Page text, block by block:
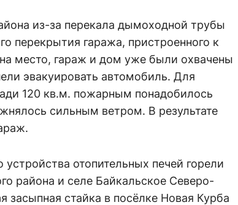
из-за перекала дымоходной трубы
перекрытия гаража, пристроенного к
место, гараж и дом уже были охвачены
эвакуировать автомобиль. Для
120 кв.м. пожарным понадобилось
сильным ветром. В результате
отопительных печей горели
района и селе Байкальское Северо-
засыпная стайка в посёлке Новая Курба